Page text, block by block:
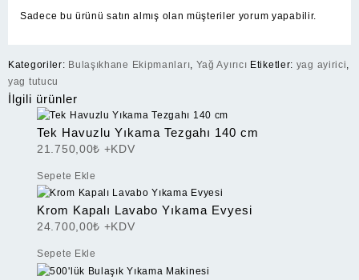
Sadece bu ürünü satın almış olan müşteriler yorum yapabilir.
Kategoriler: Bulaşıkhane Ekipmanları Yağ Ayırıcı Etiketler: yag ayirici
yag tutucu
İlgili ürünler
Tek Havuzlu Yıkama Tezgahı 140 cm
21.750,00₺ +KDV
Sepete Ekle
Krom Kapalı Lavabo Yıkama Evyesi
24.700,00₺ +KDV
Sepete Ekle